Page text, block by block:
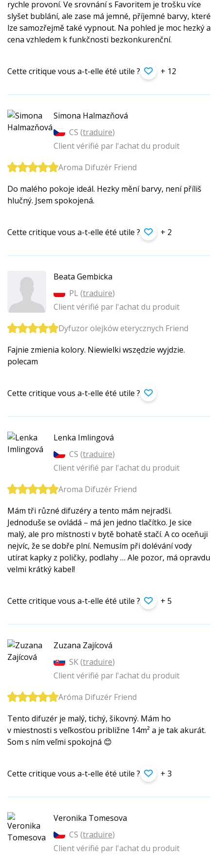
rychle provoní. Ve srovnání s Favoritem je trošku více
slyšet bublání, ale zase má jemné, příjemné barvy, které
lze samozřejmě také vypnout. Na pohled je moc hezký a
cena vzhledem k funkčnosti bezkonkurenční.
Cette critique vous a-t-elle été utile ? + 12
Simona Halmazňová
CS (traduire)
Client vérifié par l'achat du produit
Aroma Difuzér Friend
Do malého pokoje ideál. Hezky mění barvy, není příliš
hlučný. Jsem spokojená.
Cette critique vous a-t-elle été utile ? + 2
Beata Gembicka
PL (traduire)
Client vérifié par l'achat du produit
Dyfuzor olejków eterycznych Friend
Fajnie zmienia kolory. Niewielki wszędzie wyjdzie.
polecam
Cette critique vous a-t-elle été utile ?
Lenka Imlingová
CS (traduire)
Client vérifié par l'achat du produit
Aroma Difuzér Friend
Mám tři různé difuzéry a tento mám nejradši.
Jednoduše se ovládá – má jen jedno tlačítko. Je sice
malý, ale pro místnosti v bytě bohatě stačí. A co oceňuji
nejvíc, že se dobře plní. Nemusím při dolévání vody
utírat kapky z poličky, podlahy … Ale pozor, má opravdu
velmi krátký kabel!
Cette critique vous a-t-elle été utile ? + 5
Zuzana Zajícová
SK (traduire)
Client vérifié par l'achat du produit
Aróma Difuzér Friend
Tento difuzér je malý, tichý, šikovný. Mám ho
v miestnosti s veľkosťou približne 14m² a je tak akurát.
Som s ním veľmi spokojná 😊
Cette critique vous a-t-elle été utile ? + 3
Veronika Tomesova
CS (traduire)
Client vérifié par l'achat du produit